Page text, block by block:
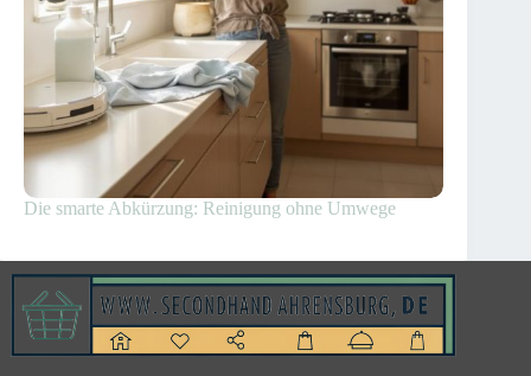
Die smarte Abkürzung: Reinigung ohne Umwege